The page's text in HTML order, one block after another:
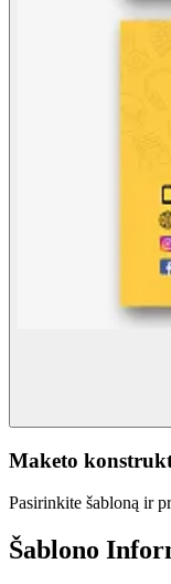
Maketo
Pasirinkite šabloną ir
Šablono